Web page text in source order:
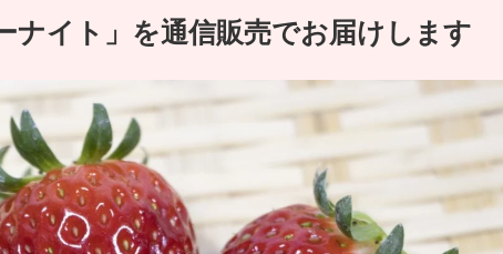
ナイト」を通信販売でお届けします